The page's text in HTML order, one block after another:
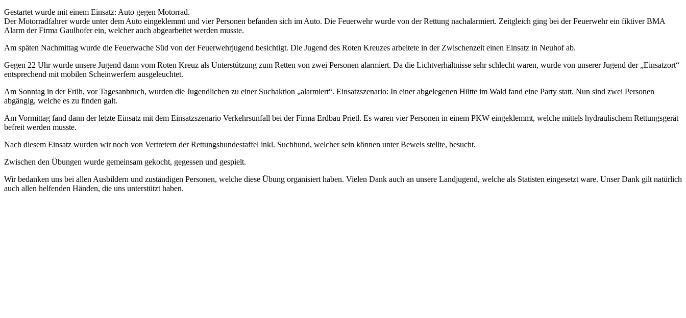
Gestartet wurde mit einem Einsatz: Auto gegen Motorrad.
Der Motorradfahrer wurde unter dem Auto eingeklemmt und vier Personen befanden sich im Auto. Die Feuerwehr wurde von der Rettung nachalarmiert. Zeitgleich ging bei der Feuerwehr ein fiktiver BMA
Alarm der Firma Gaulhofer ein, welcher auch abgearbeitet werden musste.
Am späten Nachmittag wurde die Feuerwache Süd von der Feuerwehrjugend besichtigt. Die Jugend des Roten Kreuzes arbeitete in der Zwischenzeit einen Einsatz in Neuhof ab.
Gegen 22 Uhr wurde unsere Jugend dann vom Roten Kreuz als Unterstützung zum Retten von zwei Personen alarmiert. Da die Lichtverhältnisse sehr schlecht waren, wurde von unserer Jugend der „Einsatzort“
entsprechend mit mobilen Scheinwerfern ausgeleuchtet.
Am Sonntag in der Früh, vor Tagesanbruch, wurden die Jugendlichen zu einer Suchaktion „alarmiert“. Einsatzszenario: In einer abgelegenen Hütte im Wald fand eine Party statt. Nun sind zwei Personen
abgängig, welche es zu finden galt.
Am Vormittag fand dann der letzte Einsatz mit dem Einsatzszenario Verkehrsunfall bei der Firma Erdbau Prietl. Es waren vier Personen in einem PKW eingeklemmt, welche mittels hydraulischem Rettungsgerät
befreit werden musste.
Nach diesem Einsatz wurden wir noch von Vertretern der Rettungshundestaffel inkl. Suchhund, welcher sein können unter Beweis stellte, besucht.
Zwischen den Übungen wurde gemeinsam gekocht, gegessen und gespielt.
Wir bedanken uns bei allen Ausbildern und zuständigen Personen, welche diese Übung organisiert haben. Vielen Dank auch an unsere Landjugend, welche als Statisten eingesetzt ware. Unser Dank gilt natürlich
auch allen helfenden Händen, die uns unterstützt haben.